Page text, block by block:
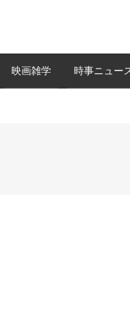
映画雑学 時事ニュー